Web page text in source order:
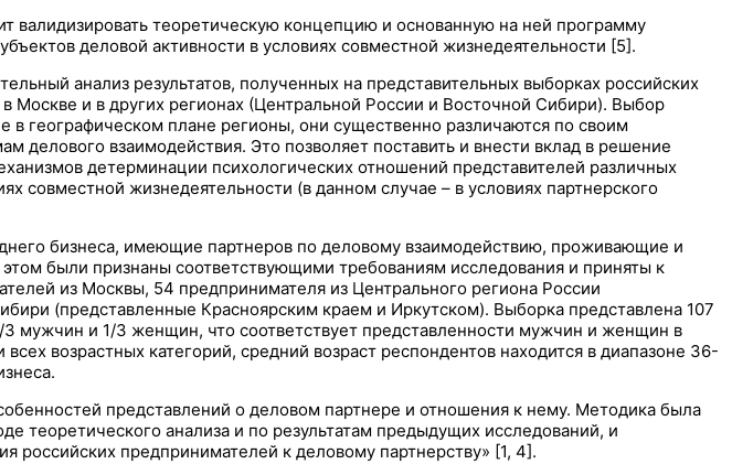
валидизировать теоретическую концепцию и основанную на ней программу
деловой активности в условиях совместной жизнедеятельности [5].
анализ результатов, полученных на представительных выборках российских
и в других регионах (Центральной России и Восточной Сибири). Выбор
в географическом плане регионы, они существенно различаются по своим
взаимодействия. Это позволяет поставить и внести вклад в решение
детерминации психологических отношений представителей различных
совместной жизнедеятельности (в данном случае – в условиях партнерского
бизнеса, имеющие партнеров по деловому взаимодействию, проживающие и
были признаны соответствующими требованиям исследования и приняты к
из Москвы, 54 предпринимателя из Центрального региона России
(представленные Красноярским краем и Иркутском). Выборка представлена 107
и 1/3 женщин, что соответствует представленности мужчин и женщин в
возрастных категорий, средний возраст респондентов находится в диапазоне 36-
представлений о деловом партнере и отношения к нему. Методика была
теоретического анализа и по результатам предыдущих исследований, и
российских предпринимателей к деловому партнерству» [1, 4].